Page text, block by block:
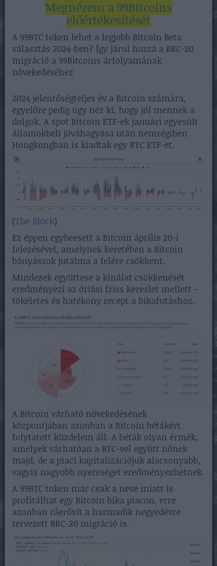
Megnézem a 99Bitcoins
előértékesítését
A 99BTC token lehet a legjobb Bitcoin Beta
választás 2024-ben? Így járul hozzá a BRC-20
migráció a 99Bitcoins árfolyamának
növekedéséhez
2024 jelentőségteljes év a Bitcoin számára,
egyelőre pedig úgy néz ki, hogy jól mennek a
dolgok. A spot Bitcoin ETF-ek januári egyesült
államokbeli jóváhagyása után nemrégiben
Hongkongban is kiadtak egy BTC ETF-et.
(The Block)
Ez éppen egybeesett a Bitcoin április 20-i
felezésével, amelynek keretében a Bitcoin
bányászok jutalma a felére csökkent.
Mindezek együttese a kínálat csökkenését
eredményezi az óriási friss kereslet mellett –
tökéletes és hatékony recept a bikafutáshoz.
A Bitcoin várható növekedésének
központjában azonban a Bitcoin bétákért
folytatott küzdelem áll. A béták olyan érmék,
amelyek várhatóan a BTC-vel együtt nőnek
majd, de a piaci kapitalizációjuk alacsonyabb,
vagyis nagyobb nyereséget eredményezhetnek.
A 99BTC token már csak a neve miatt is
profitálhat egy Bitcoin bika piacon, erre
azonban ráerősít a harmadik negyedévre
tervezett BRC-20 migráció is.